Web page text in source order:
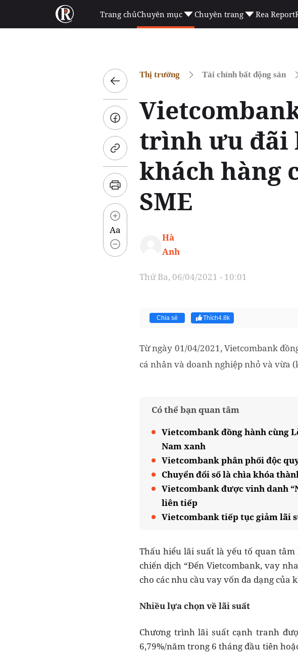
Trang chủChuyên mục Chuyên trang Rea Report
Aa
Thị trường Tài chính bất động sản
trình ưu đãi
khách hàng
SME
Hà
Anh
Thứ Ba, 06/04/2021 - 10:01
Chia sẻ Thích4.8k
Từ ngày 01/04/2021, Vietcombank
cá nhân và doanh nghiệp nhỏ và vừa
Có thể bạn quan tâm
Vietcombank đồng hành cùng
Nam xanh
Vietcombank phân phối độc
Chuyển đổi số là chìa khóa
Vietcombank được vinh danh
liên tiếp
Vietcombank tiếp tục giảm lãi
Thấu hiểu lãi suất là yếu tố quan
chiến dịch “Đến Vietcombank, vay
cho các nhu cầu vay vốn đa dạng của
Nhiều lựa chọn về lãi suất
Chương trình lãi suất cạnh tranh
6,79%/năm trong 6 tháng đầu tiên